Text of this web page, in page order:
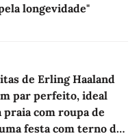
longevidade"
de Erling Haaland
par perfeito, ideal
com roupa de
festa com terno de